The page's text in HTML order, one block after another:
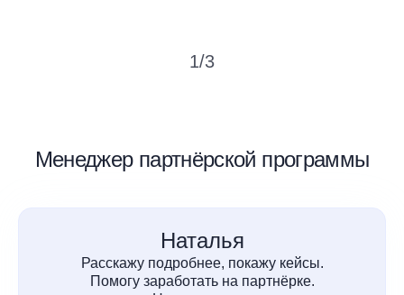
1/3
Менеджер партнёрской программы
Наталья
Расскажу подробнее, покажу кейсы.
Помогу заработать на партнёрке.